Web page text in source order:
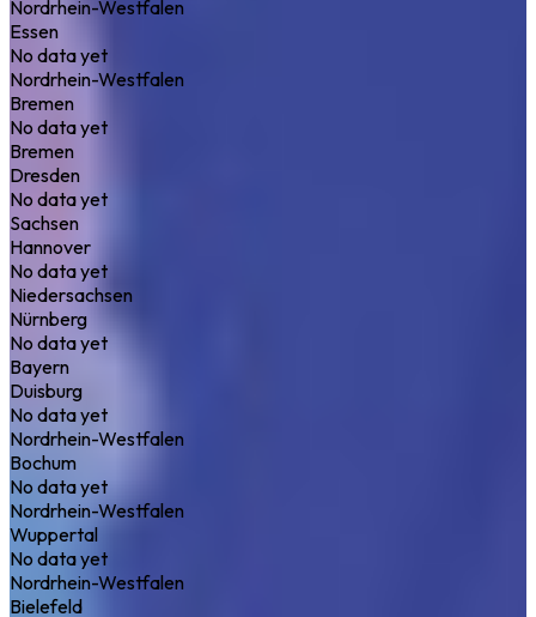
Nordrhein-Westfalen
Essen
No data yet
Nordrhein-Westfalen
Bremen
No data yet
Bremen
Dresden
No data yet
Sachsen
Hannover
No data yet
Niedersachsen
Nürnberg
No data yet
Bayern
Duisburg
No data yet
Nordrhein-Westfalen
Bochum
No data yet
Nordrhein-Westfalen
Wuppertal
No data yet
Nordrhein-Westfalen
Bielefeld